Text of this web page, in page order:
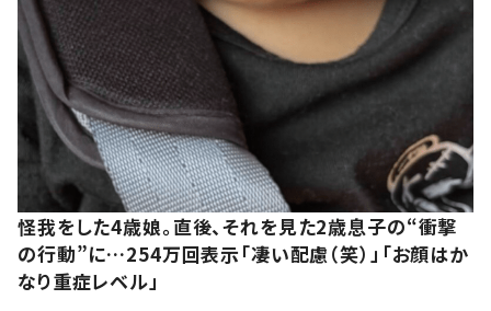
怪我をした4歳娘。直後、それを見た2歳息子の“衝撃
の行動”に…254万回表示「凄い配慮（笑）」「お顔はか
なり重症レベル」